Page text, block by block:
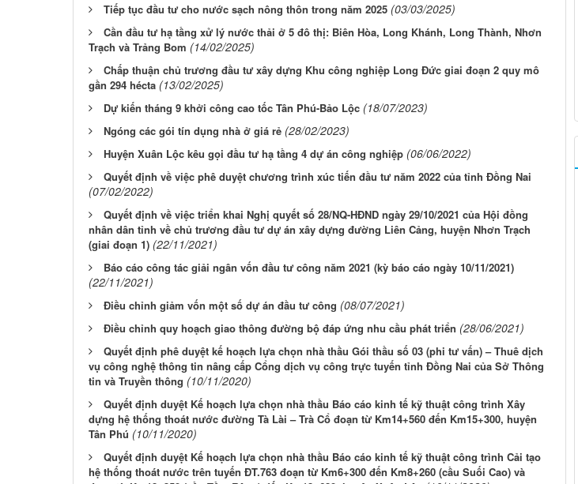
Tiếp tục đầu tư cho nước sạch nông thôn trong năm 2025 (03/03/2025)
Cần đầu tư hạ tầng xử lý nước thải ở 5 đô thị: Biên Hòa, Long Khánh, Long Thành, Nhơn
Trạch và Trảng Bom (14/02/2025)
Chấp thuận chủ trương đầu tư xây dựng Khu công nghiệp Long Đức giai đoạn 2 quy mô
gần 294 hécta (13/02/2025)
Dự kiến tháng 9 khởi công cao tốc Tân Phú-Bảo Lộc (18/07/2023)
Ngóng các gói tín dụng nhà ở giá rẻ (28/02/2023)
Huyện Xuân Lộc kêu gọi đầu tư hạ tầng 4 dự án công nghiệp (06/06/2022)
Quyết định về việc phê duyệt chương trình xúc tiến đầu tư năm 2022 của tỉnh Đồng Nai
(07/02/2022)
Quyết định về việc triển khai Nghị quyết số 28/NQ-HĐND ngày 29/10/2021 của Hội đồng
nhân dân tỉnh về chủ trương đầu tư dự án xây dựng đường Liên Cảng, huyện Nhơn Trạch
(giai đoạn 1) (22/11/2021)
Báo cáo công tác giải ngân vốn đầu tư công năm 2021 (kỳ báo cáo ngày 10/11/2021)
(22/11/2021)
Điều chỉnh giảm vốn một số dự án đầu tư công (08/07/2021)
Điều chỉnh quy hoạch giao thông đường bộ đáp ứng nhu cầu phát triển (28/06/2021)
Quyết định phê duyệt kế hoạch lựa chọn nhà thầu Gói thầu số 03 (phi tư vấn) – Thuê dịch
vụ công nghệ thông tin nâng cấp Cổng dịch vụ công trực tuyến tỉnh Đồng Nai của Sở Thông
tin và Truyền thông (10/11/2020)
Quyết định duyệt Kế hoạch lựa chọn nhà thầu Báo cáo kinh tế kỹ thuật công trình Xây
dựng hệ thống thoát nước đường Tà Lài – Trà Cổ đoạn từ Km14+560 đến Km15+300, huyện
Tân Phú (10/11/2020)
Quyết định duyệt Kế hoạch lựa chọn nhà thầu Báo cáo kinh tế kỹ thuật công trình Cải tạo
hệ thống thoát nước trên tuyến ĐT.763 đoạn từ Km6+300 đến Km8+260 (cầu Suối Cao) và